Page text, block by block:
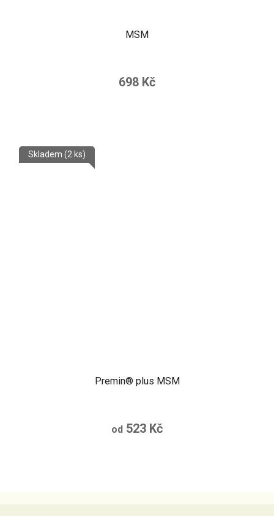
MSM
698 Kč
Premin® plus MSM
Skladem (2 ks)
od 523 Kč